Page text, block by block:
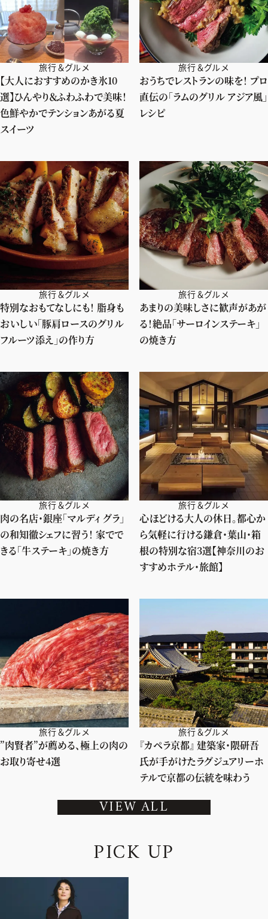
旅行＆グルメ
【大人におすすめのかき氷10
選】ひんやり＆ふわふわで美味！
色鮮やかでテンションあがる夏
スイーツ
旅行＆グルメ
おうちでレストランの味を！ プロ
直伝の「ラムのグリル アジア風」
レシピ
旅行＆グルメ
特別なおもてなしにも！ 脂身も
おいしい「豚肩ロースのグリル
フルーツ添え」の作り方
旅行＆グルメ
あまりの美味しさに歓声があが
る！絶品「サーロインステーキ」
の焼き方
旅行＆グルメ
肉の名店・銀座「マルディ グラ」
の和知徹シェフに習う！ 家でで
きる「牛ステーキ」の焼き方
旅行＆グルメ
心ほどける大人の休日。都心か
ら気軽に行ける鎌倉・葉山・箱
根の特別な宿3選【神奈川のお
すすめホテル・旅館】
旅行＆グルメ
”肉賢者”が薦める、極上の肉の
お取り寄せ4選
旅行＆グルメ
『カペラ京都』 建築家・隈研吾
氏が手がけたラグジュアリーホ
テルで京都の伝統を味わう
VIEW ALL
PICK UP